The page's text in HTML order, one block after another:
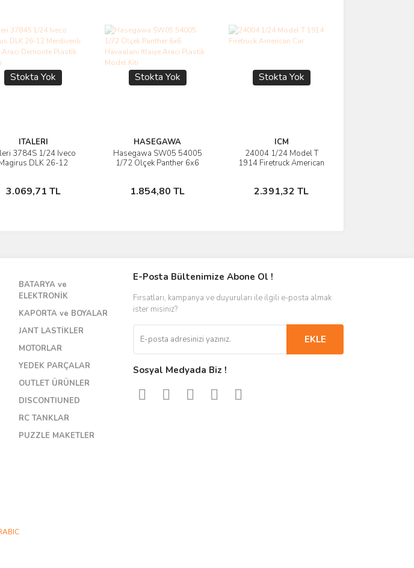
Stokta Yok
ITALERI
3784S 1/24 Iveco
DLK 26-12
3.069,71 TL
Ürünü İncele
Stokta Yok
Stokta Yok
HASEGAWA
Hasegawa SW05 54005
1/72 Ölçek Panther 6x6
1.854,80 TL
Ürünü İncele
Stokta Yok
Stokta Yok
ICM
24004 1/24 Model T
1914 Firetruck American
2.391,32 TL
Ürünü İncele
Stokta Yok
BATARYA ve
ELEKTRONİK
KAPORTA ve BOYALAR
JANT LASTİKLER
MOTORLAR
YEDEK PARÇALAR
OUTLET ÜRÜNLER
DISCONTIUNED
RC TANKLAR
PUZZLE MAKETLER
E-Posta Bültenimize Abone Ol !
Fırsatları, kampanya ve duyuruları ile ilgili e-posta almak
ister misiniz?
EKLE
Sosyal Medyada Biz !